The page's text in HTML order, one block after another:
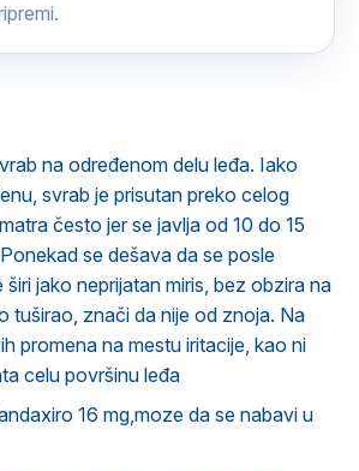
na određenom delu leđa. Iako
svrab je prisutan preko celog
često jer se javlja od 10 do 15
se dešava da se posle
jako neprijatan miris, bez obzira na
tuširao, znači da nije od znoja. Na
promena na mestu iritacije, kao ni
celu površinu leđa
16 mg,moze da se nabavi u